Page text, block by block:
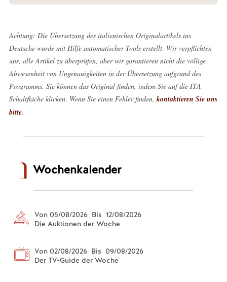
Achtung: Die Übersetzung des italienischen Originalartikels ins
Deutsche wurde mit Hilfe automatischer Tools erstellt. Wir verpflichten
uns, alle Artikel zu überprüfen, aber wir garantieren nicht die völlige
Abwesenheit von Ungenauigkeiten in der Übersetzung aufgrund des
Programms. Sie können das Original finden, indem Sie auf die ITA-
Schaltfläche klicken. Wenn Sie einen Fehler finden, kontaktieren Sie uns
bitte.
Wochenkalender
Von 05/08/2026 Bis 12/08/2026
Die Auktionen der Woche
Von 02/08/2026 Bis 09/08/2026
Der TV-Guide der Woche